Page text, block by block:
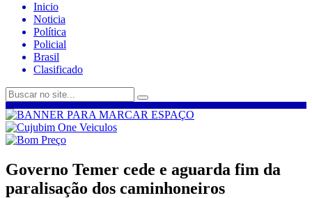
Inicio
Noticia
Política
Policial
Brasil
Clasificado
Governo Temer cede e aguarda fim da
paralisação dos caminhoneiros